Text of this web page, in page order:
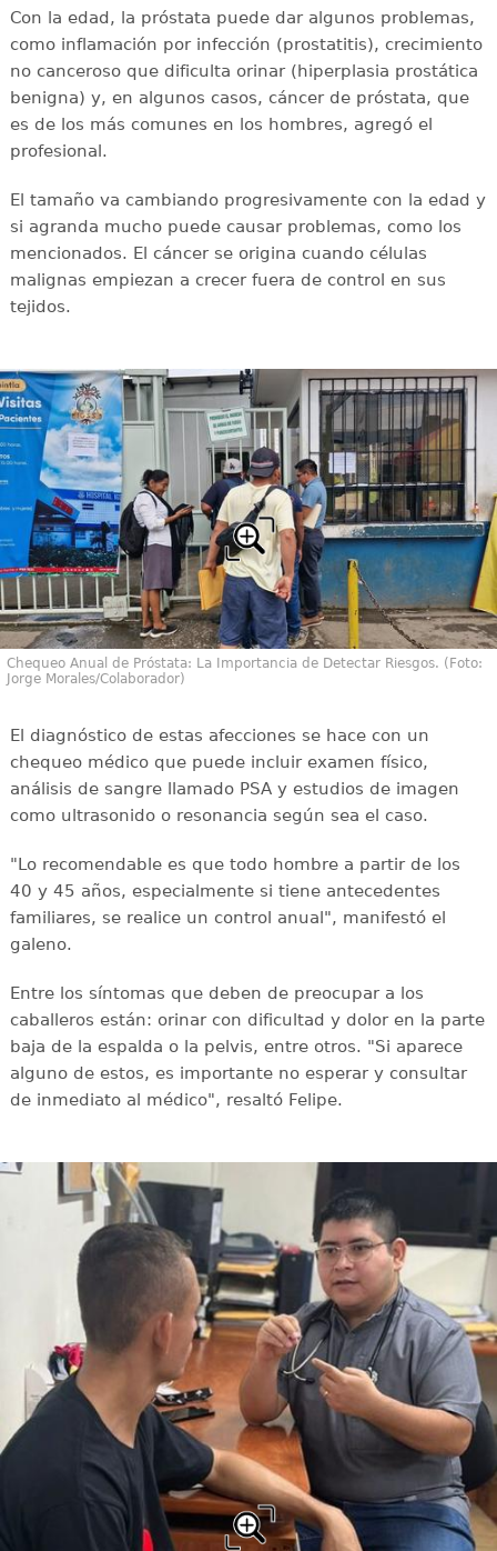
Con la edad, la próstata puede dar algunos problemas,
como inflamación por infección (prostatitis), crecimiento
no canceroso que dificulta orinar (hiperplasia prostática
benigna) y, en algunos casos, cáncer de próstata, que
es de los más comunes en los hombres, agregó el
profesional.
El tamaño va cambiando progresivamente con la edad y
si agranda mucho puede causar problemas, como los
mencionados. El cáncer se origina cuando células
malignas empiezan a crecer fuera de control en sus
tejidos.
Chequeo Anual de Próstata: La Importancia de Detectar Riesgos. (Foto:
Jorge Morales/Colaborador)
El diagnóstico de estas afecciones se hace con un
chequeo médico que puede incluir examen físico,
análisis de sangre llamado PSA y estudios de imagen
como ultrasonido o resonancia según sea el caso.
"Lo recomendable es que todo hombre a partir de los
40 y 45 años, especialmente si tiene antecedentes
familiares, se realice un control anual", manifestó el
galeno.
Entre los síntomas que deben de preocupar a los
caballeros están: orinar con dificultad y dolor en la parte
baja de la espalda o la pelvis, entre otros. "Si aparece
alguno de estos, es importante no esperar y consultar
de inmediato al médico", resaltó Felipe.